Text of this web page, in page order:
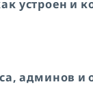
устроен и
админов